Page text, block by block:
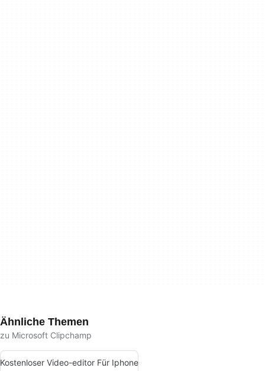
Ähnliche Themen
zu Microsoft Clipchamp
Kostenloser Video-editor Für Iphone